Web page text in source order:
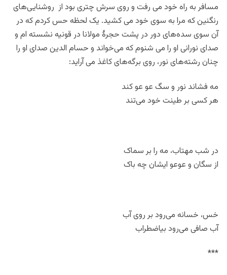
مسافر به راه خود می رفت و روی سرش چتری بود از روشنایی‌های
رنگنین که مرا به سوی خود می کشید. یک لحظه حس کردم که در
آن سوی سده‌های دور در پشت حجرۀ مولانا در قونیه نشسته ام و
صدای نورانی او را می شنوم که می‌خواند و حسام الدین صدای او را
چنان رشته‌های نور، روی برگه‌های کاغذ می آراید:
مه فشاند نور و سگ عو عو کند
هر کسی بر طینت خود می‌‏تند
در شب مهتاب، مه را بر سماک
از سگان و عوعو ایشان چه باک
خس، خسانه می‌‏رود بر روی آب
آب صافی می‌‏رود بی‏اضطراب
***